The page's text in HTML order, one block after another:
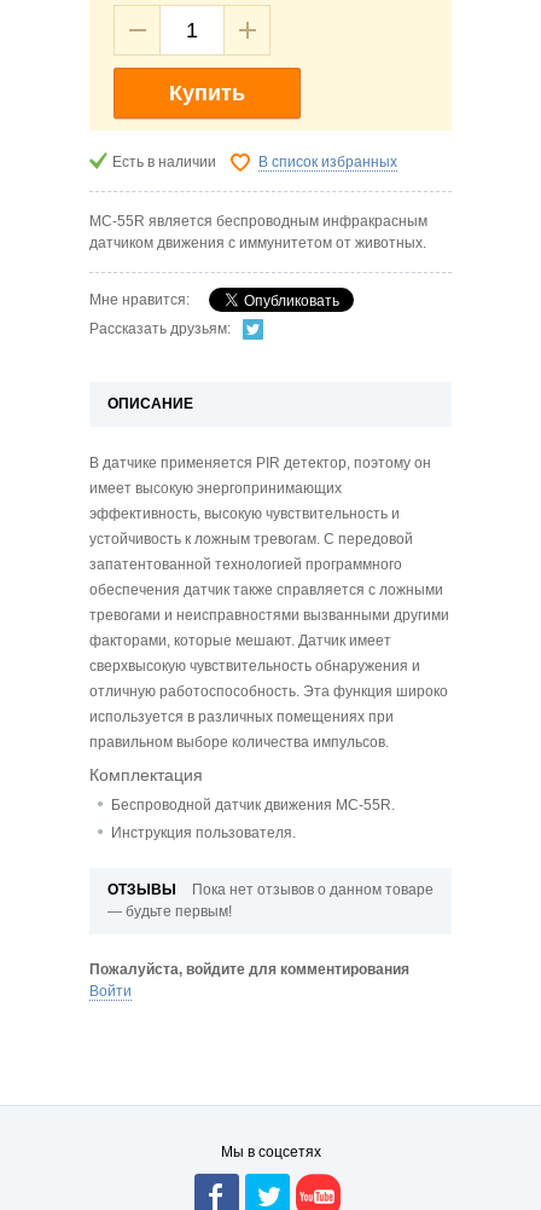
Купить
Есть в наличии В список избранных
MC-55R является беспроводным инфракрасным
датчиком движения с иммунитетом от животных.
Мне нравится:
Рассказать друзьям:
ОПИСАНИЕ
В датчике применяется PIR детектор, поэтому он
имеет высокую энергопринимающих
эффективность, высокую чувствительность и
устойчивость к ложным тревогам. С передовой
запатентованной технологией программного
обеспечения датчик также справляется с ложными
тревогами и неисправностями вызванными другими
факторами, которые мешают. Датчик имеет
сверхвысокую чувствительность обнаружения и
отличную работоспособность. Эта функция широко
используется в различных помещениях при
правильном выборе количества импульсов.
Комплектация
Беспроводной датчик движения MC-55R.
Инструкция пользователя.
ОТЗЫВЫ
Пока нет отзывов о данном товаре
— будьте первым!
Пожалуйста, войдите для комментирования
Войти
Мы в соцсетях